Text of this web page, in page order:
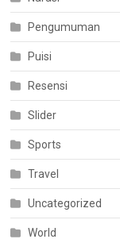
Pengumuman
Puisi
Resensi
Slider
Sports
Travel
Uncategorized
World